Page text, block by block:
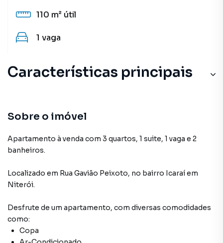
110 m² útil
1 vaga
Características principais
Sobre o imóvel
Apartamento à venda com 3 quartos, 1 suite, 1 vaga e 2
banheiros.
Localizado em Rua Gavião Peixoto, no bairro Icaraíem
Niterói.
Desfrute de um apartamento, com diversas comodidades
como:
Copa